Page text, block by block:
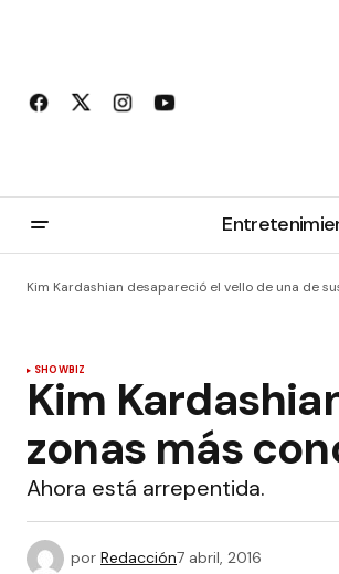
Kim Kardashian desapareció el vello de una de
SHOWBIZ
Kim
zonas más
Ahora está arrepentida.
por Redacción7 abril, 2016